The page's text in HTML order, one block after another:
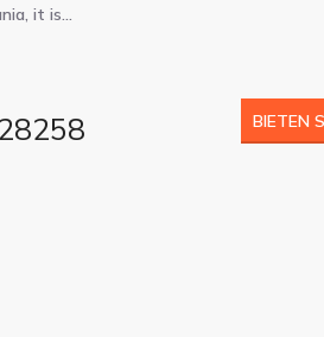
it is…
BIETEN